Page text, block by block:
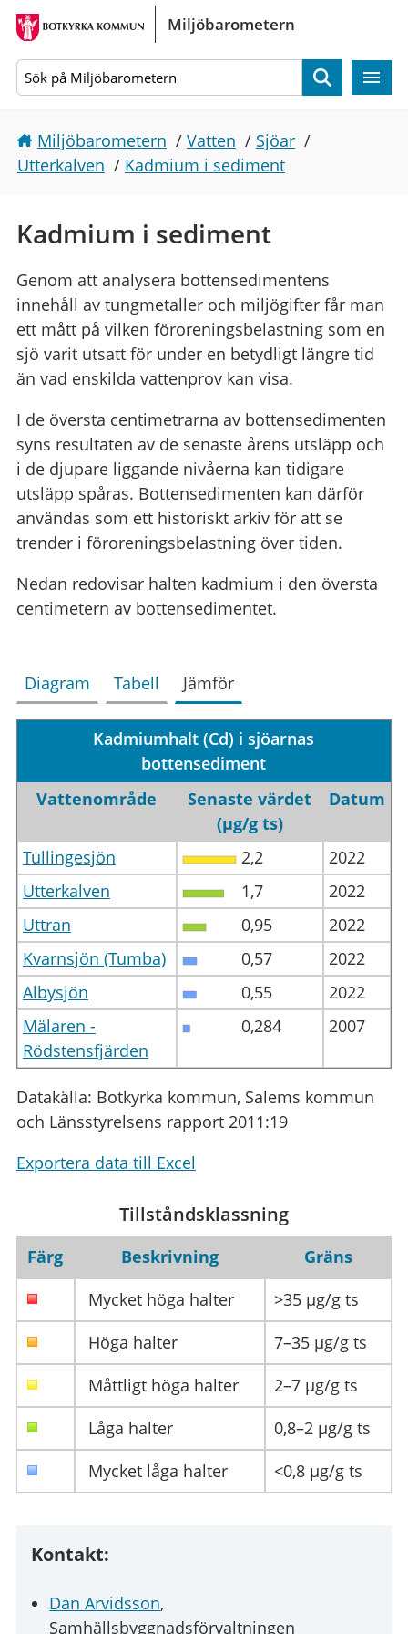
Gå direkt till sidans innehåll
Miljöbarometern
Sök
Miljöbarometern / Vatten / Sjöar /
Utterkalven / Kadmium i sediment
Kadmium i sediment
Genom att analysera bottensedimentens
innehåll av tungmetaller och miljögifter får man
ett mått på vilken föroreningsbelastning som en
sjö varit utsatt för under en betydligt längre tid
än vad enskilda vattenprov kan visa.
I de översta centimetrarna av bottensedimenten
syns resultaten av de senaste årens utsläpp och
i de djupare liggande nivåerna kan tidigare
utsläpp spåras. Bottensedimenten kan därför
användas som ett historiskt arkiv för att se
trender i föroreningsbelastning över tiden.
Nedan redovisar halten kadmium i den översta
centimetern av bottensedimentet.
Diagram Tabell Jämför
Kadmiumhalt (Cd) i sjöarnas
bottensediment
Vattenområde
Senaste värdet
(µg/g ts)
Datum
Tullingesjön 2,2
2022
Utterkalven
1,7
2022
Uttran
0,95
2022
Kvarnsjön (Tumba)
0,57
2022
Albysjön
0,55
2022
Mälaren -
Rödstensfjärden
0,284 2007
Datakälla: Botkyrka kommun, Salems kommun
och Länsstyrelsens rapport 2011:19
Exportera data till Excel
Tillståndsklassning
Färg Beskrivning
Gräns
Mycket höga halter
>35 µg/g ts
Höga halter
7–35 µg/g ts
Måttligt höga halter
2–7 µg/g ts
Låga halter
0,8–2 µg/g ts
Mycket låga halter
<0,8 µg/g ts
Kontakt:
Dan Arvidsson,
Samhällsbyggnadsförvaltningen